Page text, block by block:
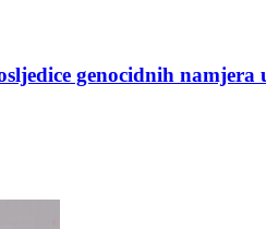
genocidnih namjera